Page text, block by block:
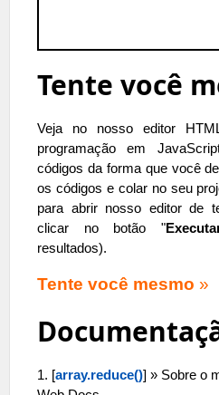
Tente você
Veja no nosso editor
programação em
códigos da forma que você
os códigos e colar no seu
para abrir nosso editor de
clicar no botão "
resultados).
Tente você mesmo »
1. [array.reduce()] » Sobre o